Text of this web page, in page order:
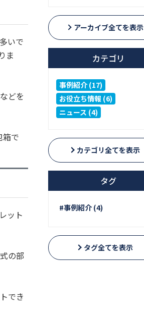
いで
ま
どを
箱で
ット
の部
でき
アーカイブ全てを表示
カテゴリ
事例紹介 (17)
お役立ち情報 (6)
ニュース (4)
カテゴリ全てを表示
タグ
#事例紹介 (4)
タグ全てを表示